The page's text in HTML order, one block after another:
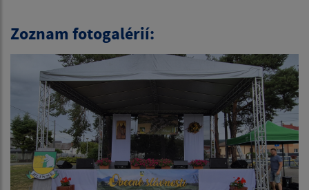
Zoznam fotogalérií: